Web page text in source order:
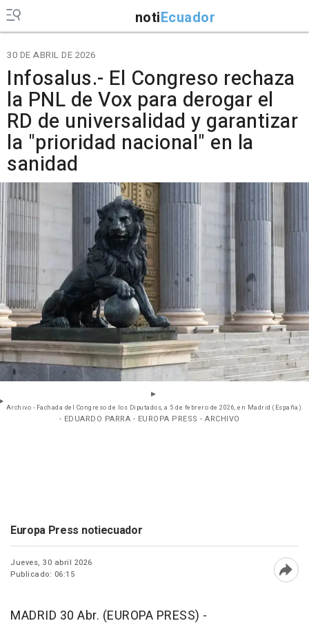
notiEcuador
30 DE ABRIL DE 2026
Infosalus.- El Congreso rechaza
la PNL de Vox para derogar el
RD de universalidad y garantizar
la "prioridad nacional" en la
sanidad
Archivo - Fachada del Congreso de los Diputados, a 5 de febrero de 2026, en Madrid (España).
- EDUARDO PARRA - EUROPA PRESS - ARCHIVO
Europa Press notiecuador
Jueves, 30 abril 2026
Publicado: 06:15
MADRID 30 Abr. (EUROPA PRESS) -